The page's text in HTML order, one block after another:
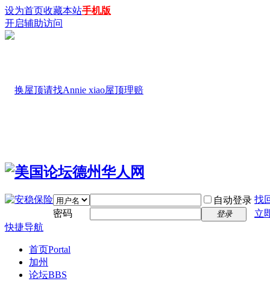
设为首页收藏本站手机版
开启辅助访问
自动登录 找
密码
登录
立
快捷导航
首页Portal
加州
论坛BBS